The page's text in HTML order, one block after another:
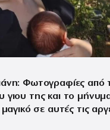
Φωτογραφίες από
γιου της και το
μαγικό σε αυτές τις